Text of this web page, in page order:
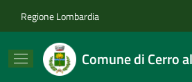
Regione Lombardia
Comune di Cerro